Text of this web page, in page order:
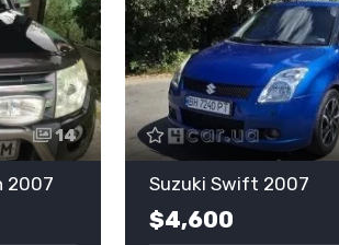
14
2007 Suzuki Swift 2007
$4,600